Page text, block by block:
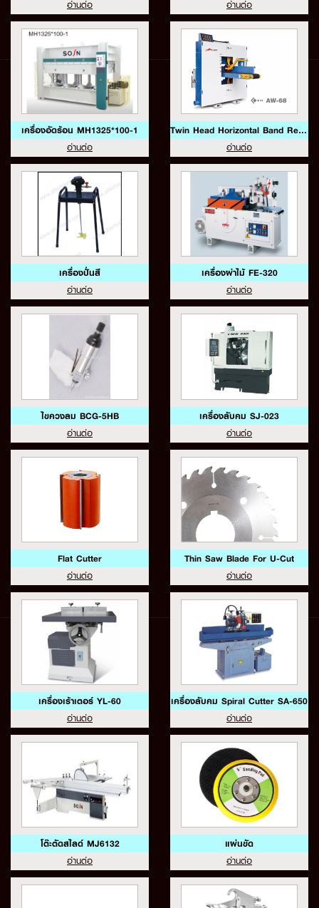
อ่านต่อ อ่านต่อ
เครื่องอัดร้อน MH1325*100-1
อ่านต่อ
Twin Head Horizontal Band Resaw Model AW-68
อ่านต่อ
เครื่องปั่นสี
อ่านต่อ
เครื่องผ่าไม้ FE-320
อ่านต่อ
ไขควงลม BCG-5HB
อ่านต่อ
เครื่องลับคม SJ-023
อ่านต่อ
Flat Cutter
อ่านต่อ
Thin Saw Blade For U-Cut
อ่านต่อ
เครื่องเร้าเตอร์ YL-60
อ่านต่อ
เครื่องลับคม Spiral Cutter SA-650
อ่านต่อ
โต๊ะตัดสไลด์ MJ6132
อ่านต่อ
แผ่นขัด
อ่านต่อ